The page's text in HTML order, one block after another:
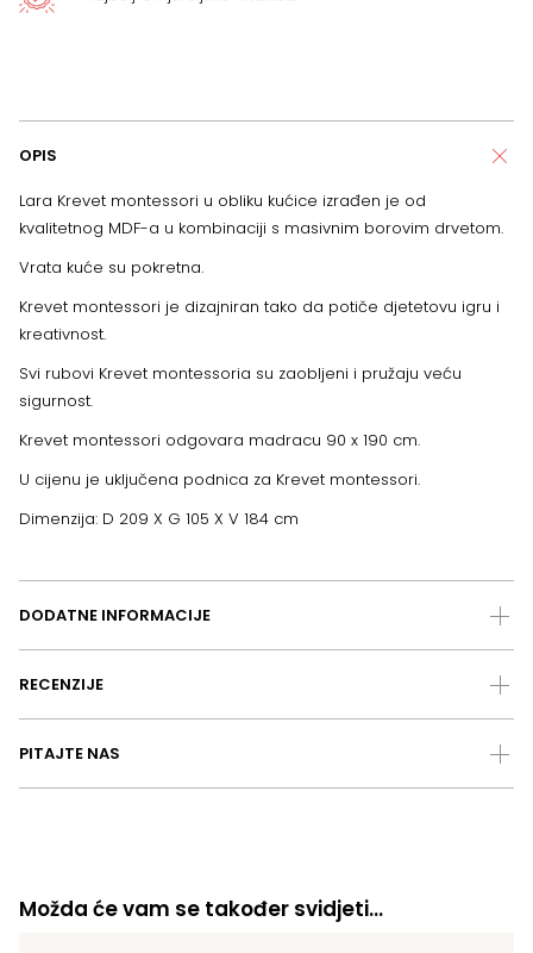
OPIS
Lara Krevet montessori u obliku kućice izrađen je od
kvalitetnog MDF-a u kombinaciji s masivnim borovim drvetom.
Vrata kuće su pokretna.
Krevet montessori je dizajniran tako da potiče djetetovu igru ​​i
kreativnost.
Svi rubovi Krevet montessoria su zaobljeni i pružaju veću
sigurnost.
Krevet montessori odgovara madracu 90 x 190 cm.
U cijenu je uključena podnica za Krevet montessori.
Dimenzija: D 209 X G 105 X V 184 cm
DODATNE INFORMACIJE
RECENZIJE
PITAJTE NAS
Možda će vam se također svidjeti…